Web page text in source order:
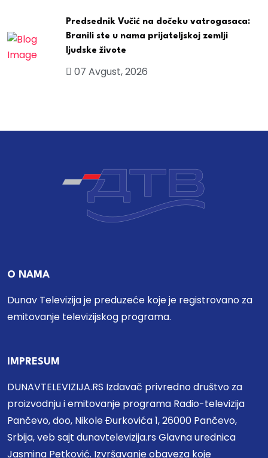
Predsednik Vučić na dočeku vatrogasaca:
Branili ste u nama prijateljskoj zemlji
ljudske živote
07 Avgust, 2026
O NAMA
Dunav Televizija je preduzeće koje je registrovano za
emitovanje televizijskog programa.
IMPRESUM
DUNAVTELEVIZIJA.RS Izdavač privredno društvo za
proizvodnju i emitovanje programa Radio-televizija
Pančevo, doo, Nikole Đurkovića 1, 26000 Pančevo,
Srbija, veb sajt dunavtelevizija.rs Glavna urednica
Jasmina Petković. Izvršavanje obaveza koje